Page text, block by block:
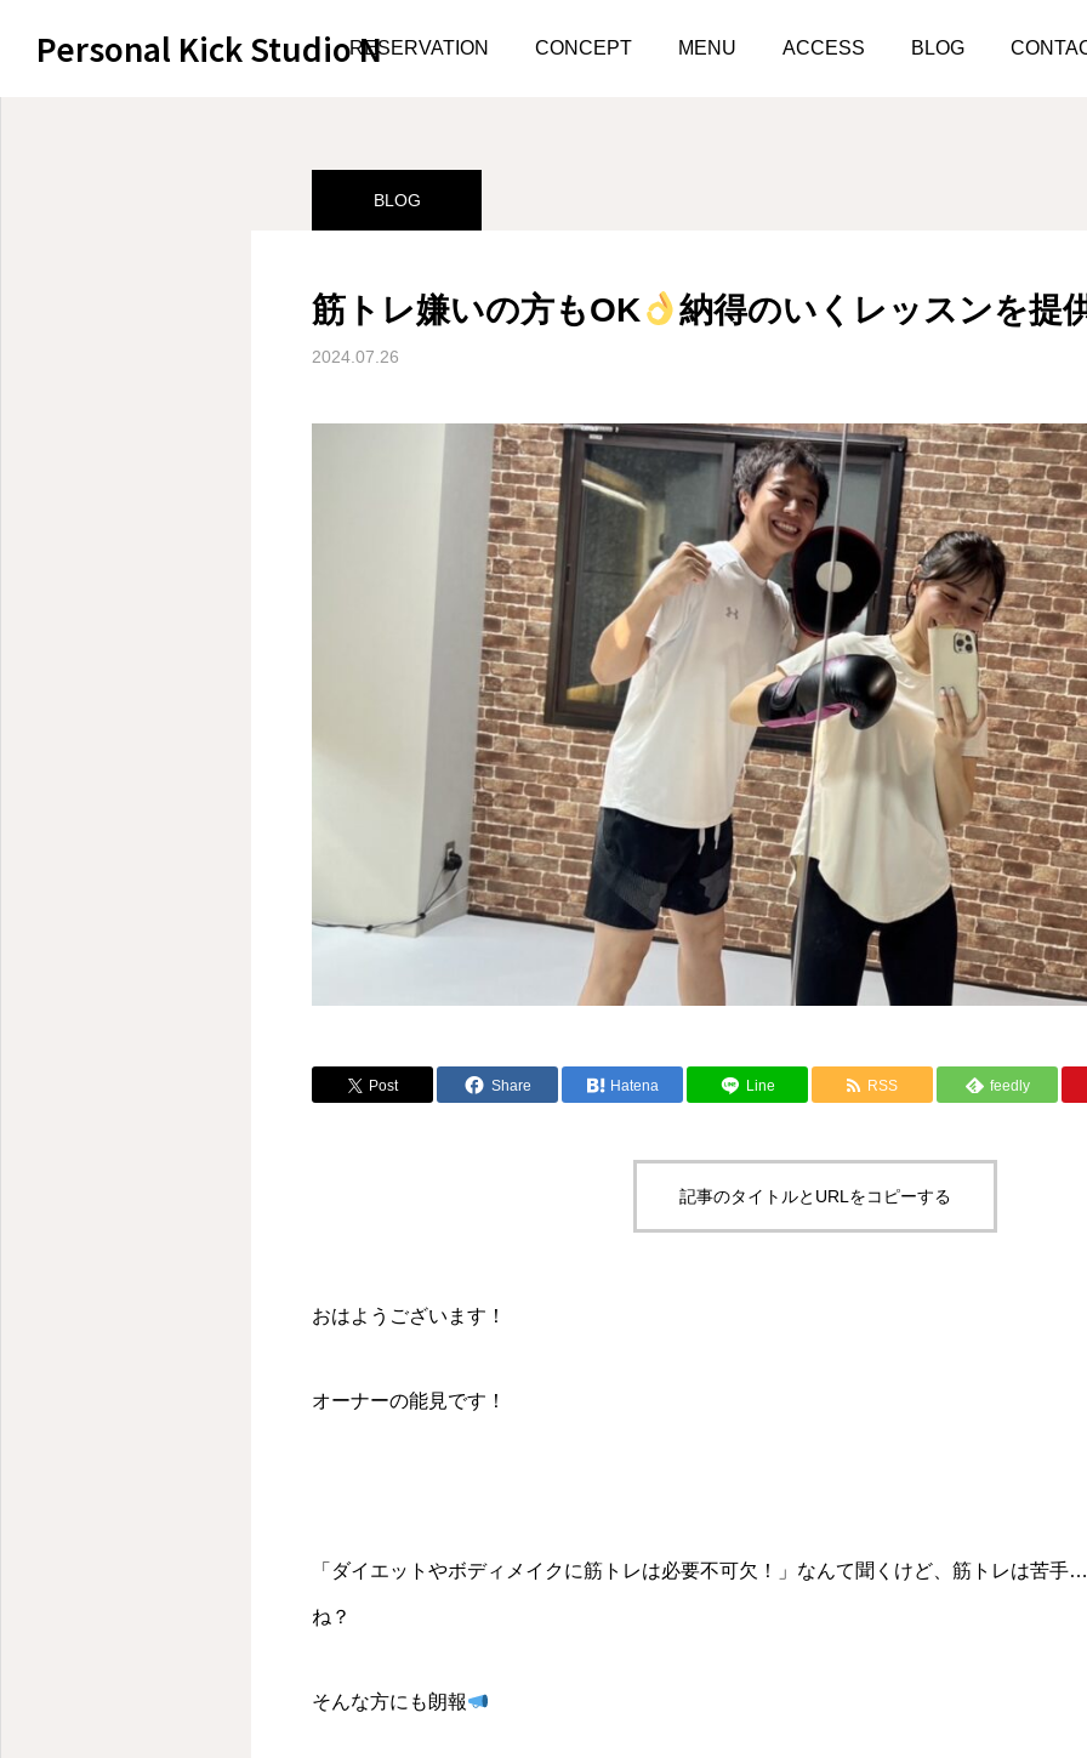
Personal Kick Studio NRESERVATION CONCEPT MENU ACCESS BLOG
サンプルページ BLOG 筋トレ嫌いの方もOK 納得のいくレッスンを提供致します！！
BLOG
筋トレ嫌いの方もOK 納得のいくレッスンを提
2024.07.26
Post Share Hatena Line RSS feedly
記事のタイトルとURLをコピーする
おはようございます！
オーナーの能見です！
「ダイエットやボディメイクに筋トレは必要不可欠！」なんて聞くけど、筋トレは苦手
ね？
そんな方にも朗報